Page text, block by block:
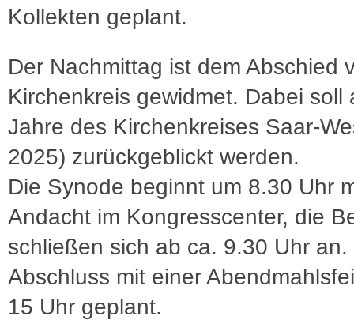
Kollekten geplant.
Der Nachmittag ist dem Abschied
Kirchenkreis gewidmet. Dabei soll
Jahre des Kirchenkreises Saar-
2025) zurückgeblickt werden.
Die Synode beginnt um 8.30 Uhr
Andacht im Kongresscenter, die
schließen sich ab ca. 9.30 Uhr an.
Abschluss mit einer
15 Uhr geplant.